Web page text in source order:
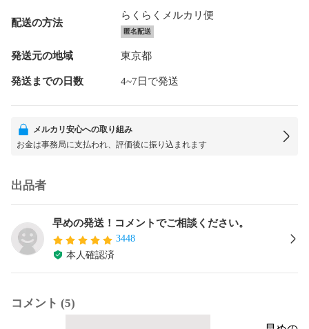
配送の方法
らくらくメルカリ便
匿名配送
発送元の地域 東京都
発送までの日数 4~7日で発送
メルカリ安心への取り組み
お金は事務局に支払われ、評価後に振り込まれます
出品者
早めの発送！コメントでご相談ください。
3448
本人確認済
コメント (5)